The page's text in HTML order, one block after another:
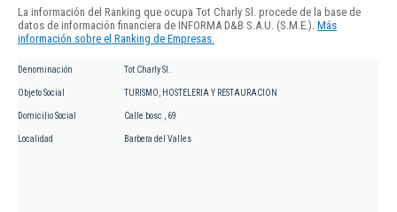
La información del Ranking que ocupa Tot Charly Sl. procede de la base de
datos de información financiera de INFORMA D&B S.A.U. (S.M.E.). Más
información sobre el Ranking de Empresas.
Denominación Tot Charly Sl.
Objeto Social TURISMO, HOSTELERIA Y RESTAURACION
Domicilio Social Calle bosc , 69
Localidad Barbera del Valles